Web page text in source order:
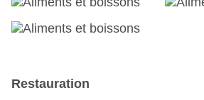
Réception ouverte 24h/24
Parking : payant
Salle de conférence
Garage
Restauration